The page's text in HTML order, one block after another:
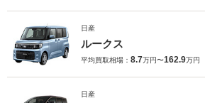
日産
ルークス
平均買取相場： 8.7万円〜162.9万円
日産